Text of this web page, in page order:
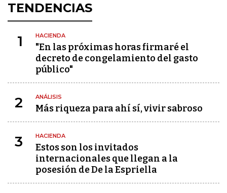
TENDENCIAS
1 HACIENDA
"En las próximas horas firmaré el
decreto de congelamiento del gasto
público"
2 ANÁLISIS
Más riqueza para ahí sí, vivir sabroso
3 HACIENDA
Estos son los invitados
internacionales que llegan a la
posesión de De la Espriella